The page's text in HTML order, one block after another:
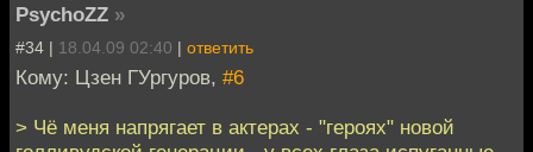
PsychoZZ »
#34 | 18.04.09 02:40 | ответить
Кому: Цзен ГУргуров, #6
> Чё меня напрягает в актерах - "героях" новой